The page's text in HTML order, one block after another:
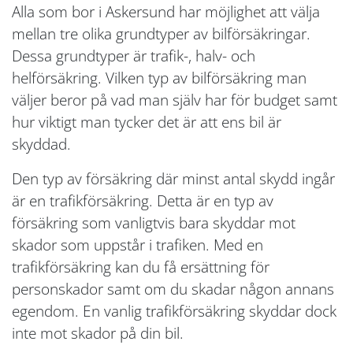
Alla som bor i Askersund har möjlighet att välja
mellan tre olika grundtyper av bilförsäkringar.
Dessa grundtyper är trafik-, halv- och
helförsäkring. Vilken typ av bilförsäkring man
väljer beror på vad man själv har för budget samt
hur viktigt man tycker det är att ens bil är
skyddad.
Den typ av försäkring där minst antal skydd ingår
är en trafikförsäkring. Detta är en typ av
försäkring som vanligtvis bara skyddar mot
skador som uppstår i trafiken. Med en
trafikförsäkring kan du få ersättning för
personskador samt om du skadar någon annans
egendom. En vanlig trafikförsäkring skyddar dock
inte mot skador på din bil.